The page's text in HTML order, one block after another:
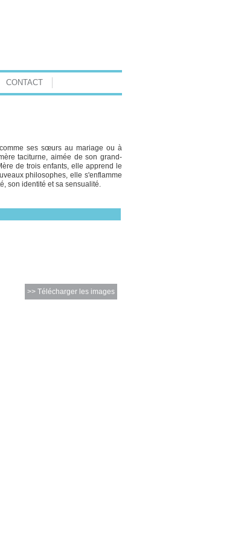
CONTACT
ses sœurs au mariage ou à
taciturne, aimée de son grand-
de trois enfants, elle apprend le
philosophes, elle s'enflamme
son identité et sa sensualité.
>> Télécharger les images